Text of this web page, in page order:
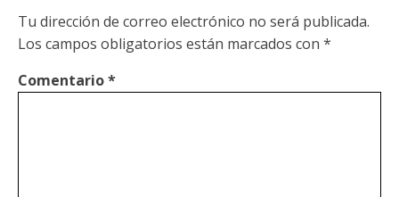
Tu dirección de correo electrónico no será publicada.
Los campos obligatorios están marcados con *
Comentario*